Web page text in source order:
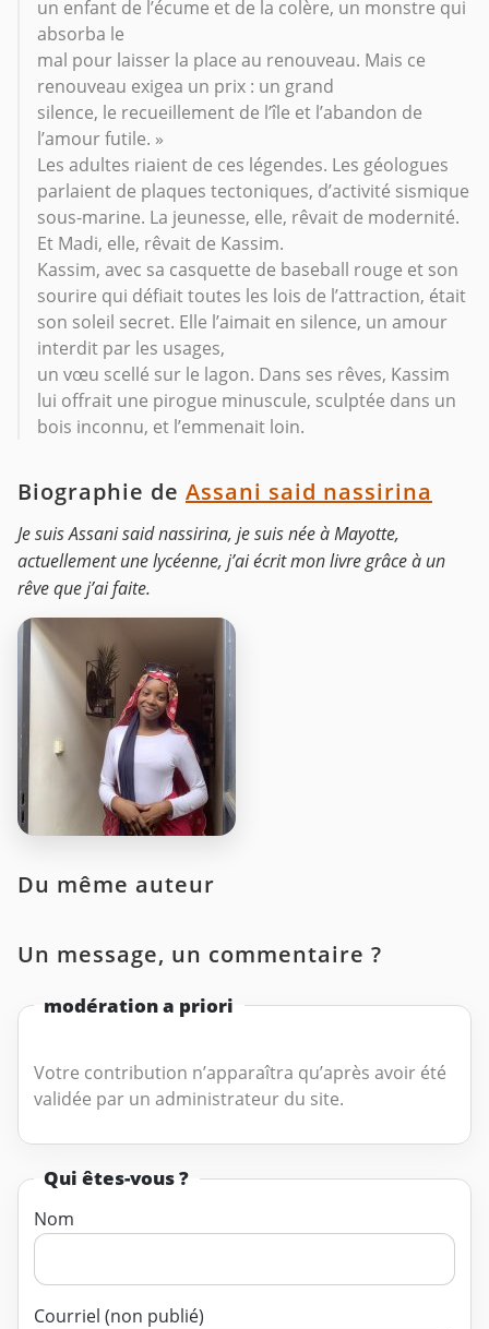
un enfant de l’écume et de la colère, un monstre qui
absorba le
mal pour laisser la place au renouveau. Mais ce
renouveau exigea un prix : un grand
silence, le recueillement de l’île et l’abandon de
l’amour futile. »
Les adultes riaient de ces légendes. Les géologues
parlaient de plaques tectoniques, d’activité sismique
sous-marine. La jeunesse, elle, rêvait de modernité.
Et Madi, elle, rêvait de Kassim.
Kassim, avec sa casquette de baseball rouge et son
sourire qui défiait toutes les lois de l’attraction, était
son soleil secret. Elle l’aimait en silence, un amour
interdit par les usages,
un vœu scellé sur le lagon. Dans ses rêves, Kassim
lui offrait une pirogue minuscule, sculptée dans un
bois inconnu, et l’emmenait loin.
Biographie de Assani said nassirina
Je suis Assani said nassirina, je suis née à Mayotte,
actuellement une lycéenne, j’ai écrit mon livre grâce à un
rêve que j’ai faite.
Du même auteur
Un message, un commentaire ?
modération a priori
Votre contribution n’apparaîtra qu’après avoir été
validée par un administrateur du site.
Qui êtes-vous ?
Nom
Courriel (non publié)